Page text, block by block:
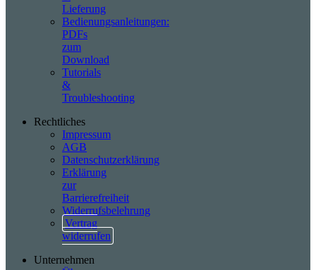
Lieferung
Bedienungsanleitungen:
PDFs
zum
Download
Tutorials
&
Troubleshooting
Rechtliches
Impressum
AGB
Datenschutzerklärung
Erklärung
zur
Barrierefreiheit
Widerrufsbelehrung
Vertrag
widerrufen
Unternehmen